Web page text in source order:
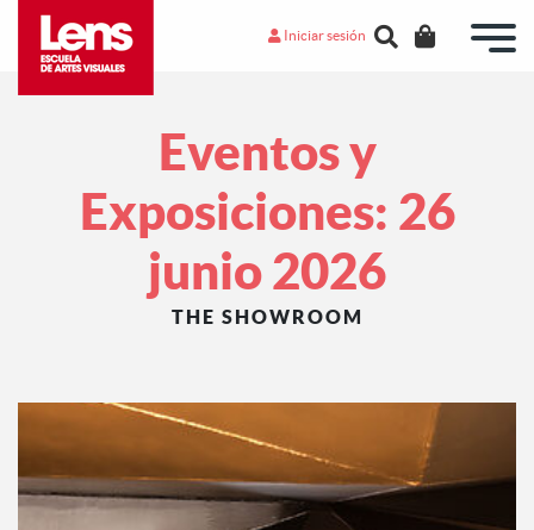
Iniciar sesión
Eventos y
Exposiciones: 26
junio 2026
THE SHOWROOM